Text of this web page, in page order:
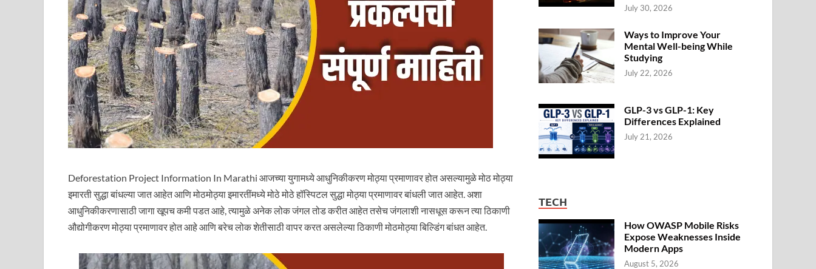
Deforestation Project Information In Marathi आजच्या युगामध्ये आधुनिकीकरण मोठ्या प्रमाणावर होत असल्यामुळे मोठ मोठ्या
इमारती सुद्धा बांधल्या जात आहेत आणि मोठमोठ्या इमारतींमध्ये मोठे मोठे हॉस्पिटल सुद्धा मोठ्या प्रमाणावर बांधली जात आहेत. अशा
आधुनिकीकरणासाठी जागा खूपच कमी पडत आहे, त्यामुळे अनेक लोक जंगल तोड करीत आहेत तसेच जंगलाशी नासधूस करून त्या ठिकाणी
औद्योगीकरण मोठ्या प्रमाणावर होत आहे आणि बरेच लोक शेतीसाठी वापर करत असलेल्या ठिकाणी मोठमोठ्या बिल्डिंग बांधत आहेत.
July 30, 2026
Ways to Improve Your
Mental Well-being While
Studying
July 22, 2026
GLP-3 vs GLP-1: Key
Differences Explained
July 21, 2026
TECH
How OWASP Mobile Risks
Expose Weaknesses Inside
Modern Apps
August 5, 2026